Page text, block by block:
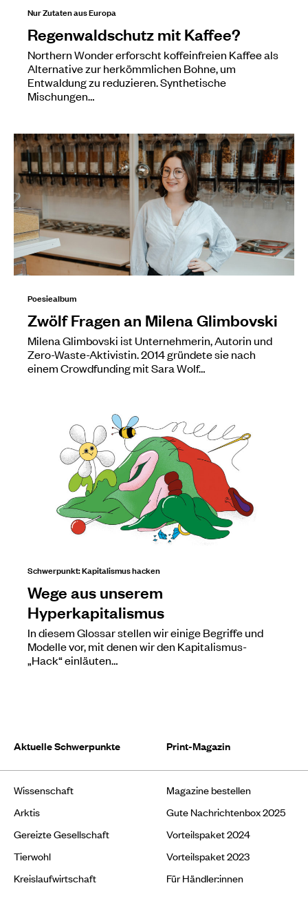
Nur Zutaten aus Europa
Regenwaldschutz mit Kaffee?
Northern Wonder erforscht koffeinfreien Kaffee als
Alternative zur herkömmlichen Bohne, um
Entwaldung zu reduzieren. Synthetische
Mischungen…
Poesiealbum
Zwölf Fragen an Milena Glimbovski
Milena Glimbovski ist Unternehmerin, Autorin und
Zero-Waste-Aktivistin. 2014 gründete sie nach
einem Crowdfunding mit Sara Wolf…
Schwerpunkt: Kapitalismus hacken
Wege aus unserem
Hyperkapitalismus
In diesem Glossar stellen wir einige Begriffe und
Modelle vor, mit denen wir den Kapitalismus-
„Hack“ einläuten…
Aktuelle Schwerpunkte
Wissenschaft
Arktis
Gereizte Gesellschaft
Tierwohl
Kreislaufwirtschaft
Print-Magazin
Magazine bestellen
Gute Nachrichtenbox 2025
Vorteilspaket 2024
Vorteilspaket 2023
Für Händler:innen